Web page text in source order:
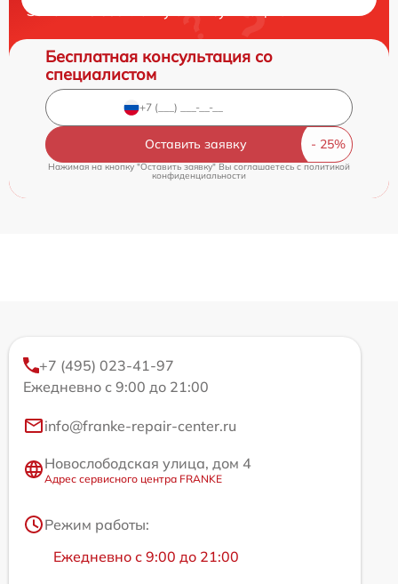
Закажите бесплатную консультацию
Бесплатная консультация со
специалистом
Оставить заявку
Нажимая на кнопку "Оставить заявку" Вы соглашаетесь cполитикой
конфиденциальности
+7 (495) 023-41-97
Ежедневно с 9:00 до 21:00
info@franke-repair-center.ru
Новослободская улица, дом 4
Адрес сервисного центра FRANKE
Режим работы:
Ежедневно с 9:00 до 21:00